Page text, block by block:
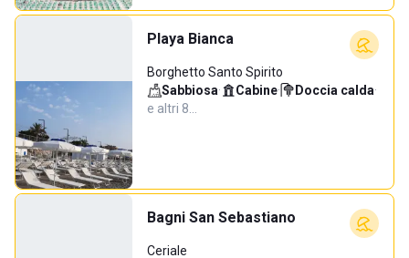
Playa Bianca
Borghetto Santo Spirito
Sabbiosa· Cabine· Doccia calda·
e altri 8…
Bagni San Sebastiano
Ceriale